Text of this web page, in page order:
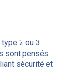
2 ou 3
sont pensés
sécurité et